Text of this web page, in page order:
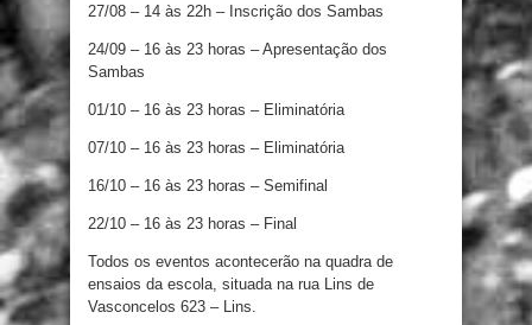
27/08 – 14 às 22h – Inscrição dos Sambas
24/09 – 16 às 23 horas – Apresentação dos
Sambas
01/10 – 16 às 23 horas – Eliminatória
07/10 – 16 às 23 horas – Eliminatória
16/10 – 16 às 23 horas – Semifinal
22/10 – 16 às 23 horas – Final
Todos os eventos acontecerão na quadra de
ensaios da escola, situada na rua Lins de
Vasconcelos 623 – Lins.